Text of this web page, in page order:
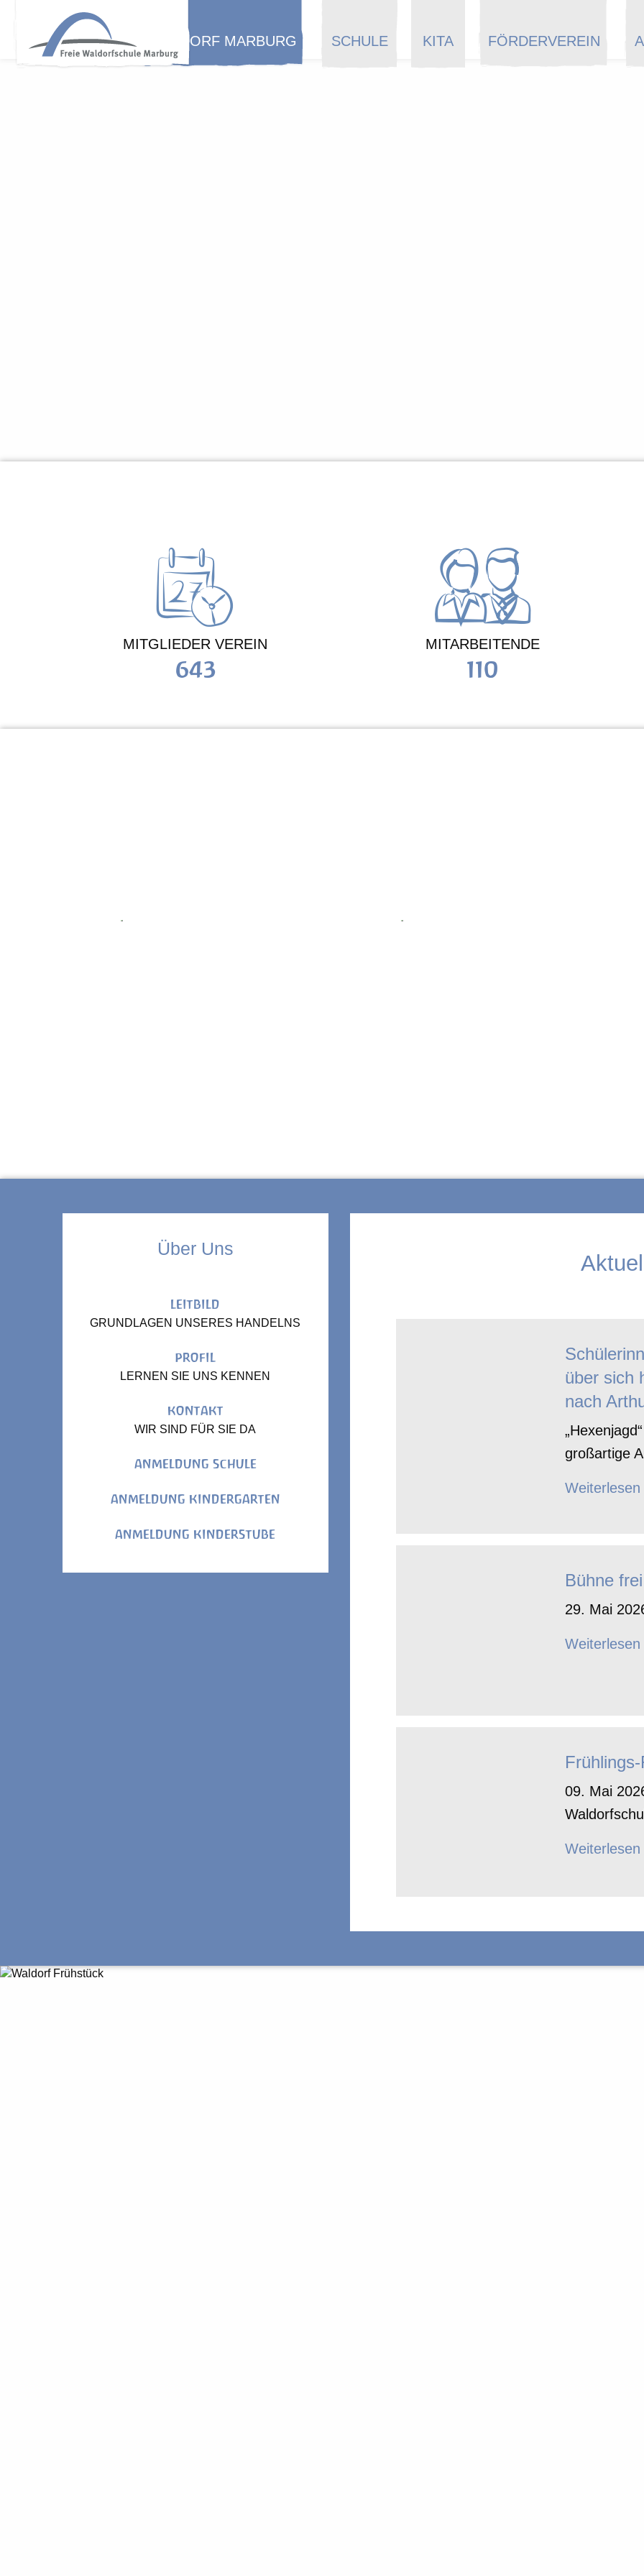
WALDORF MARBURG SCHULE KITA FÖRDERVEREIN
MITGLIEDER VEREIN
643
MITARBEITENDE
110
Über Uns
LEITBILD
GRUNDLAGEN UNSERES HANDELNS
PROFIL
LERNEN SIE UNS KENNEN
KONTAKT
WIR SIND FÜR SIE DA
ANMELDUNG SCHULE
ANMELDUNG KINDERGARTEN
ANMELDUNG KINDERSTUBE
über sich
nach
großartige
Weiterlesen
Bühne frei
29. Mai
Weiterlesen
09. Mai
Weiterlesen